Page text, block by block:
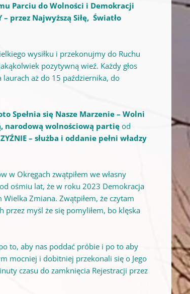
Parciu do Wolności i Demokracji
przez Najwyższą Siłę, Światło
wysiłku i przekonujmy do Ruchu
pozytywną wieź. Każdy głos
laurach aż do 15 października, do
Spełnia się Nasze Marzenie – Wolni
narodową wolnościową partięod
– służba i oddanie pełni władzy
w Okręgach zwątpiłem we własny
ośmiu lat, że w roku 2023 Demokracja
Zmiana. Zwątpiłem, że czytam
przez myśl że się pomyliłem, bo klęska
to, aby nas poddać próbie i po to aby
mocniej i dobitniej przekonali się o Jego
czasu do zamknięcia Rejestracji przez